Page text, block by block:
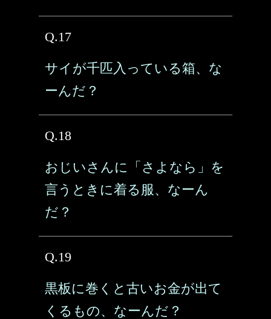
Q.17
サイが千匹入っている箱、な
ーんだ？
Q.18
おじいさんに「さよなら」を
言うときに着る服、なーん
だ？
Q.19
黒板に巻くと古いお金が出て
くるもの、なーんだ？